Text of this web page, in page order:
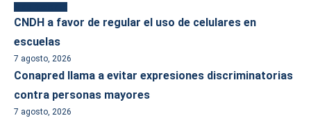
CNDH a favor de regular el uso de celulares en
escuelas
7 agosto, 2026
Conapred llama a evitar expresiones discriminatorias
contra personas mayores
7 agosto, 2026